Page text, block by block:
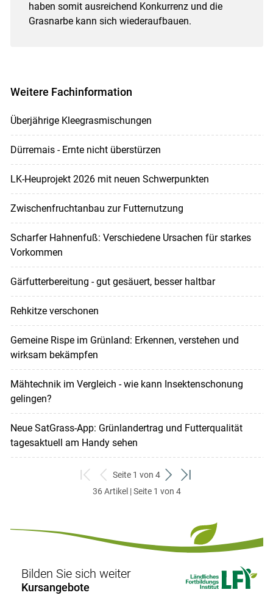
haben somit ausreichend Konkurrenz und die
Grasnarbe kann sich wiederaufbauen.
Weitere Fachinformation
Überjährige Kleegrasmischungen
Dürremais - Ernte nicht überstürzen
LK-Heuprojekt 2026 mit neuen Schwerpunkten
Zwischenfruchtanbau zur Futternutzung
Scharfer Hahnenfuß: Verschiedene Ursachen für starkes
Vorkommen
Gärfutterbereitung - gut gesäuert, besser haltbar
Rehkitze verschonen
Gemeine Rispe im Grünland: Erkennen, verstehen und
wirksam bekämpfen
Mähtechnik im Vergleich - wie kann Insektenschonung
gelingen?
Neue SatGrass-App: Grünlandertrag und Futterqualität
tagesaktuell am Handy sehen
zum
ersten
zurück
zum
Seite 1 von 4
weiter
zum
zum
36 Artikel | Seite 1 von 4
Bilden Sie sich weiter
Kursangebote